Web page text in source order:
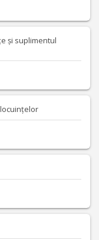
și suplimentul